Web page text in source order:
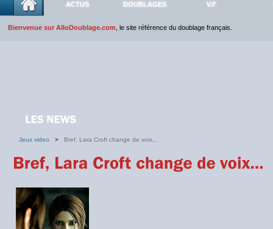
ACTUS DOUBLAGES V.F
Bienvenue sur AlloDoublage.com , le site référence du doublage français.
Jeux video > Bref, Lara Croft change de voix...